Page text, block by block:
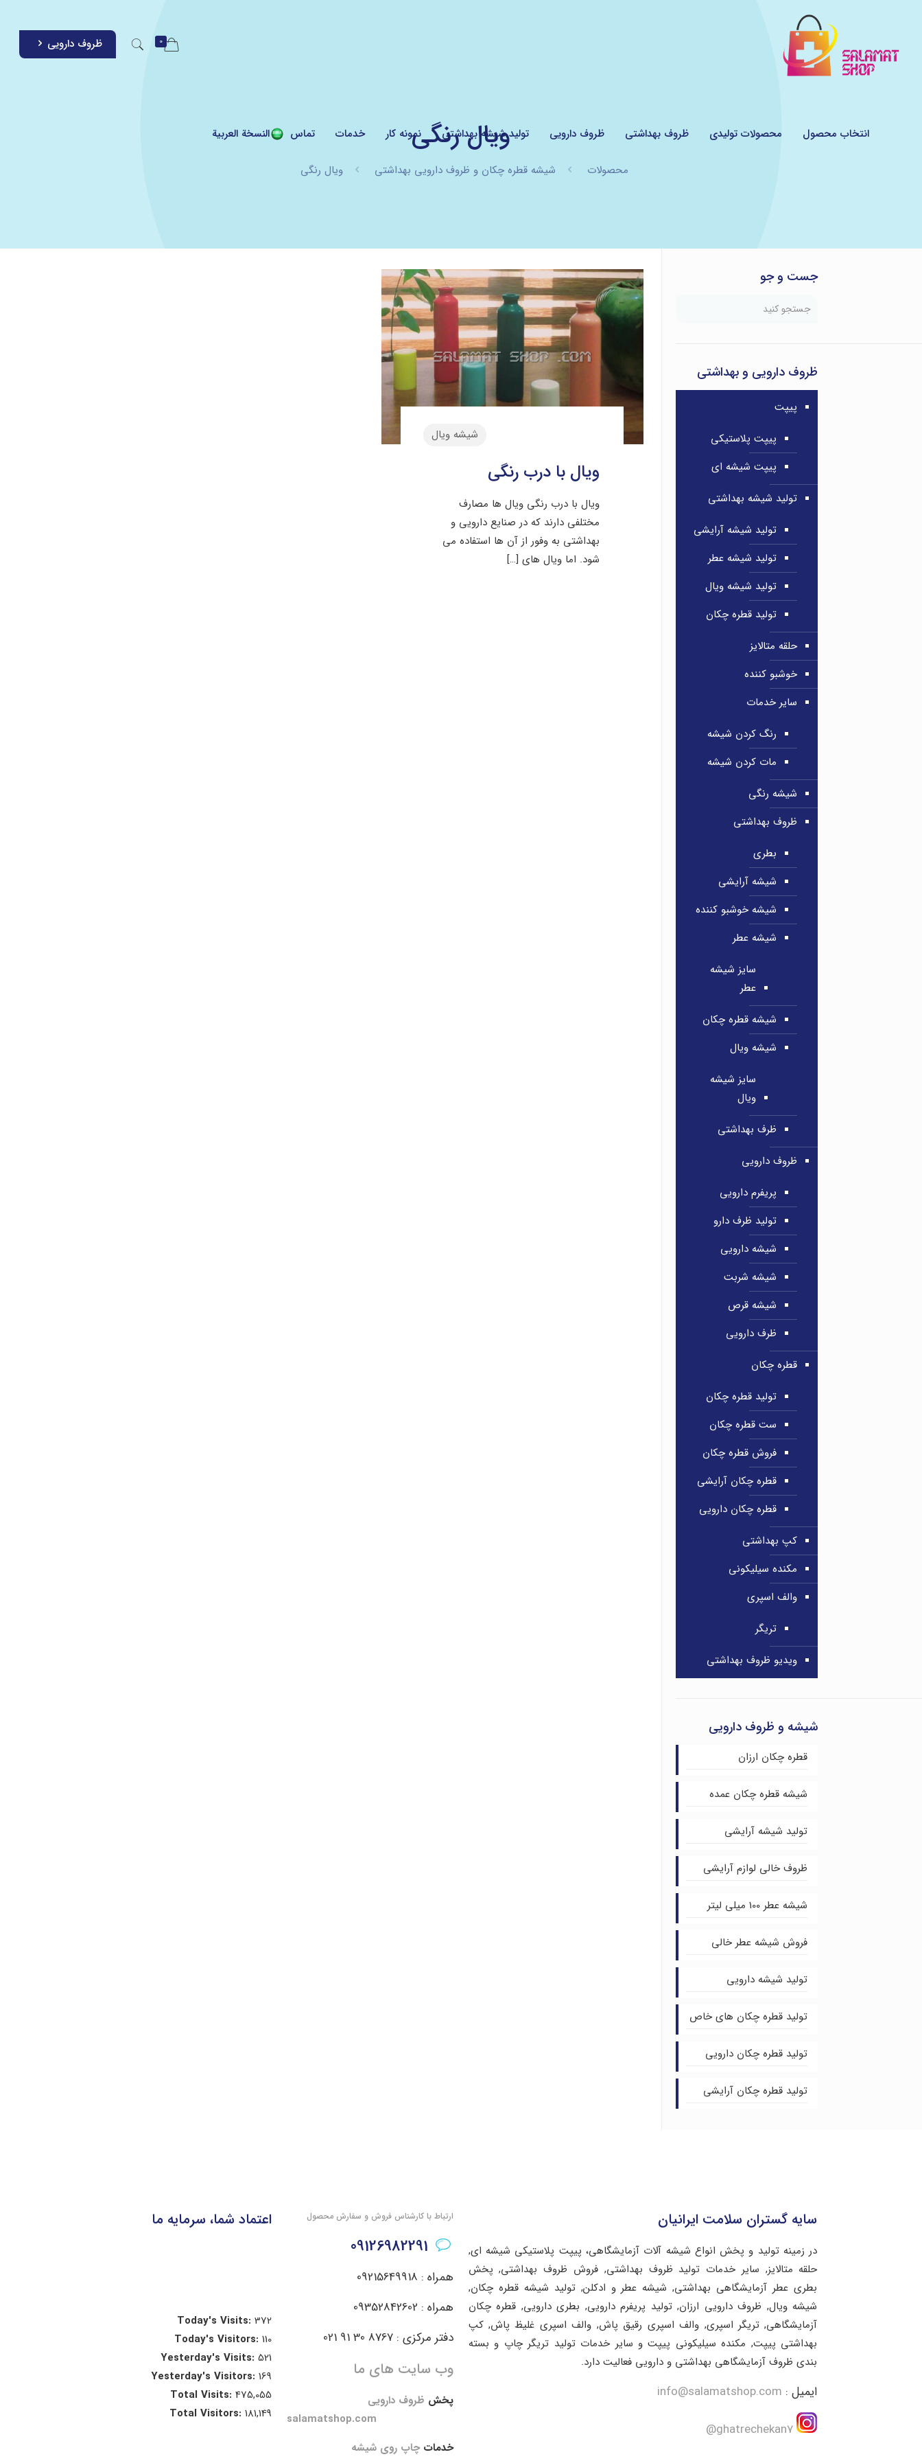
انتخاب محصول محصولات تولیدی ظروف بهداشتی ظروف دارویی تولید شیشه بهداشتی نمونه کار خدمات تماس النسخة العربية
0 ظروف دارویی
ویال رنگی
محصولات شیشه قطره چکان و ظروف دارویی بهداشتی ویال رنگی
شیشه ویال
ویال با درب رنگی
ویال با درب رنگی ویال ها مصارف
مختلفی دارند که در صنایع دارویی و
بهداشتی به وفور از آن ها استفاده می
شود. اما ویال های […]
جست و جو
ظروف دارویی و بهداشتی
پیپت
پیپت پلاستیکی
پیپت شیشه ای
تولید شیشه بهداشتی
تولید شیشه آرایشی
تولید شیشه عطر
تولید شیشه ویال
تولید قطره چکان
حلقه متالایز
خوشبو کننده
سایر خدمات
رنگ کردن شیشه
مات کردن شیشه
شیشه رنگی
ظروف بهداشتی
بطری
شیشه آرایشی
شیشه خوشبو کننده
شیشه عطر
سایز شیشه
عطر
شیشه قطره چکان
شیشه ویال
سایز شیشه
ویال
ظرف بهداشتی
ظروف دارویی
پریفرم دارویی
تولید ظرف دارو
شیشه دارویی
شیشه شربت
شیشه قرص
ظرف دارویی
قطره چکان
تولید قطره چکان
ست قطره چکان
فروش قطره چکان
قطره چکان آرایشی
قطره چکان دارویی
کپ بهداشتی
مکنده سیلیکونی
والف اسپری
تریگر
ویدیو ظروف بهداشتی
شیشه و ظروف دارویی
قطره چکان ارزان
شیشه قطره چکان عمده
تولید شیشه آرایشی
ظروف خالی لوازم آرایشی
شیشه عطر 100 میلی لیتر
فروش شیشه عطر خالی
تولید شیشه دارویی
تولید قطره چکان های خاص
تولید قطره چکان دارویی
تولید قطره چکان آرایشی
سایه گستران سلامت ایرانیان
در زمینه تولید و پخش انواع شیشه آلات آزمایشگاهی، پیپت پلاستیکی شیشه ای,
حلقه متالایز, سایر خدمات تولید ظروف بهداشتی, فروش ظروف بهداشتی, پخش
بطری عطر آزمایشگاهی بهداشتی, شیشه عطر و ادکلن, تولید شیشه قطره چکان,
شیشه ویال, ظروف دارویی ارزان, تولید پریفرم دارویی, بطری دارویی, قطره چکان
آزمایشگاهی, تریگر اسپری, والف اسپری رقیق پاش, والف اسپری غلیظ پاش, کپ
بهداشتی پیپت, مکنده سیلیکونی پیپت و سایر خدمات تولید تریگر چاپ و بسته
بندی ظروف آزمایشگاهی بهداشتی و دارویی فعالیت دارد.
ایمیل : info@salamatshop.com
ghatrechekan7@
ارتباط با کارشناس فروش و سفارش محصول
همراه : 09215649918
همراه : 09352842602
دفتر مرکزی : 8767 30 91 021
وب سایت های ما
پخش ظروف دارویی
salamatshop.com
خدمات چاپ روی شیشه
اعتماد شما، سرمایه ما
Today's Visits:372
Today's Visitors:110
Yesterday's Visits:521
Yesterday's Visitors:169
Total Visits:475,055
Total Visitors:181,149